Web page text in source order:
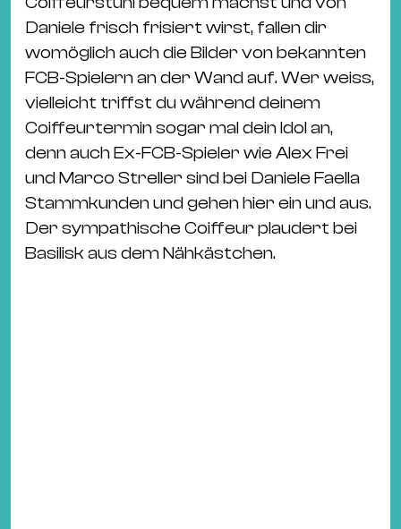
Daniele frisch frisiert wirst, fallen dir
womöglich auch die Bilder von bekannten
FCB-Spielern an der Wand auf. Wer weiss,
vielleicht triffst du während deinem
Coiffeurtermin sogar mal dein Idol an,
denn auch Ex-FCB-Spieler wie Alex Frei
und Marco Streller sind bei Daniele Faella
Stammkunden und gehen hier ein und aus.
Der sympathische Coiffeur plaudert bei
Basilisk aus dem Nähkästchen.